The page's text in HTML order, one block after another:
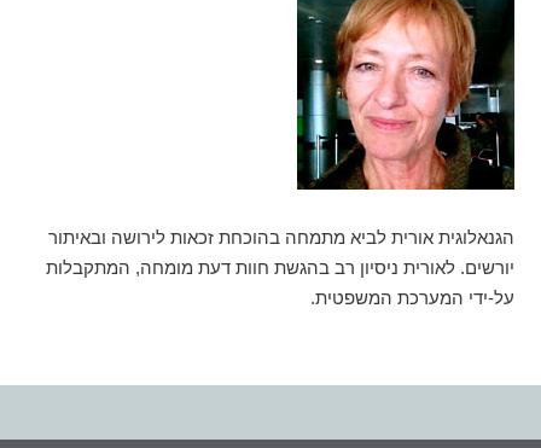
הגנאלוגית אורית לביא מתמחה בהוכחת זכאות לירושה ובאיתור
יורשים. לאורית ניסיון רב בהגשת חוות דעת מומחה, המתקבלות
על-ידי המערכת המשפטית.